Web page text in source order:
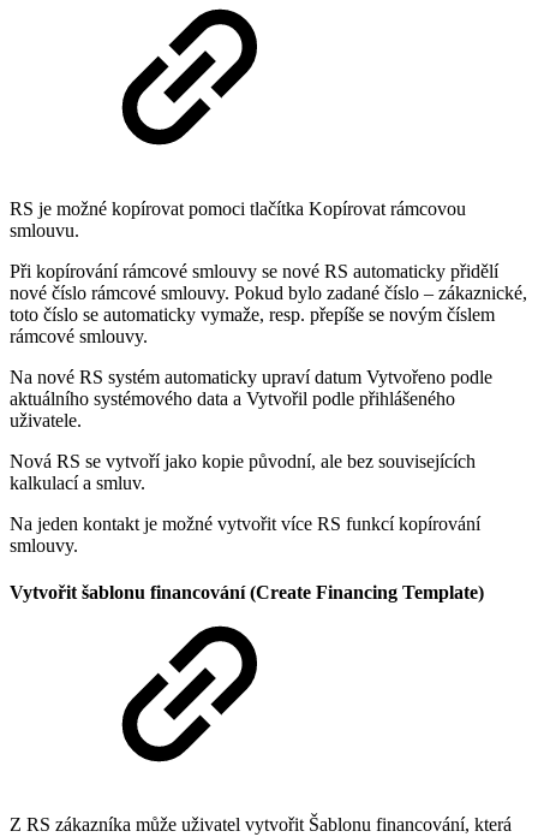
RS je možné kopírovat pomoci tlačítka Kopírovat rámcovou
smlouvu.
Při kopírování rámcové smlouvy se nové RS automaticky přidělí
nové číslo rámcové smlouvy. Pokud bylo zadané číslo – zákaznické,
toto číslo se automaticky vymaže, resp. přepíše se novým číslem
rámcové smlouvy.
Na nové RS systém automaticky upraví datum Vytvořeno podle
aktuálního systémového data a Vytvořil podle přihlášeného
uživatele.
Nová RS se vytvoří jako kopie původní, ale bez souvisejících
kalkulací a smluv.
Na jeden kontakt je možné vytvořit více RS funkcí kopírování
smlouvy.
Vytvořit šablonu financování (Create Financing Template)
Z RS zákazníka může uživatel vytvořit Šablonu financování, která